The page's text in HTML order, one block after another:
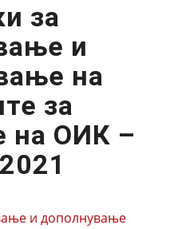
за
и
на
за
на ОИК –
и дополнување